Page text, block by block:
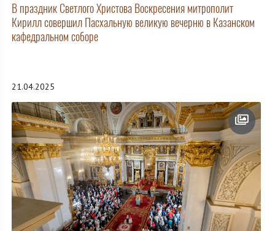
В праздник Светлого Христова Воскресения митрополит
Кирилл совершил Пасхальную великую вечерню в Казанском
кафедральном соборе
21.04.2025